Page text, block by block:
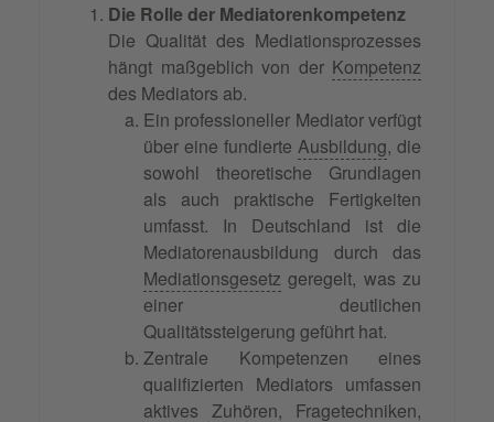
Die Rolle der Mediatorenkompetenz
Die Qualität des Mediationsprozesses
hängt maßgeblich von der Kompetenz
des Mediators ab.
Ein professioneller Mediator verfügt
über eine fundierte Ausbildung, die
sowohl theoretische Grundlagen
als auch praktische Fertigkeiten
umfasst. In Deutschland ist die
Mediatorenausbildung durch das
Mediationsgesetz geregelt, was zu
einer deutlichen
Qualitätssteigerung geführt hat.
Zentrale Kompetenzen eines
qualifizierten Mediators umfassen
aktives Zuhören, Fragetechniken,